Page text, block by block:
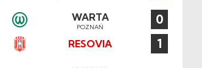
WARTA
POZNAŃ 0
RESOVIA 1